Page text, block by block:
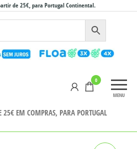
de 25€, para Portugal Continental.
Online
MENU
0
25€ EM COMPRAS, PARA PORTUGAL